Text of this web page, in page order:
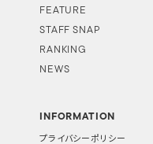
FEATURE
STAFF SNAP
RANKING
NEWS
INFORMATION
プライバシーポリシー